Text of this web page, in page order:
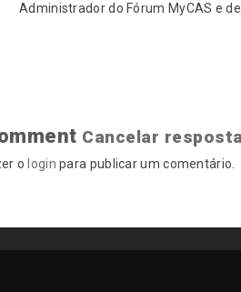
Administrador do Fórum MyCAS e
Cancelar
o login para publicar um comentário.